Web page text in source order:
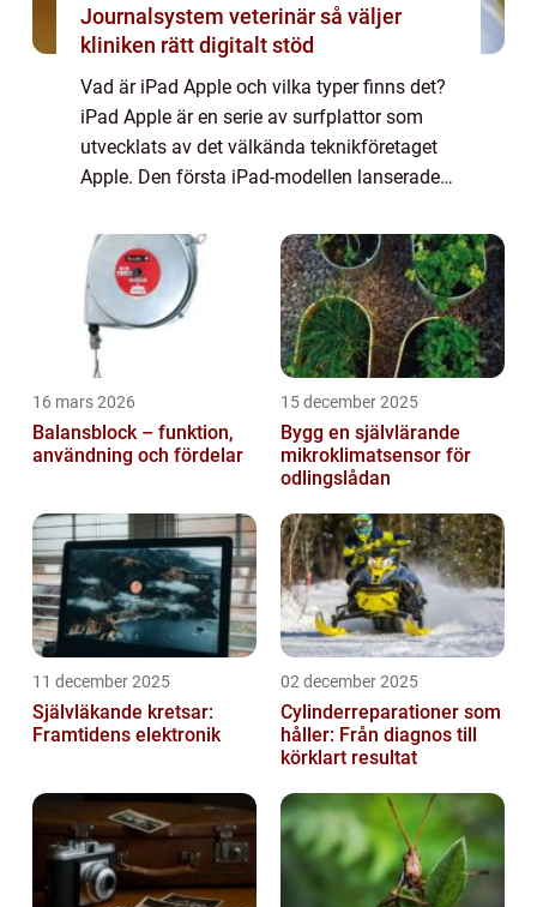
Journalsystem veterinär så väljer
kliniken rätt digitalt stöd
Vad är iPad Apple och vilka typer finns det?
iPad Apple är en serie av surfplattor som
utvecklats av det välkända teknikföretaget
Apple. Den första iPad-modellen lanserades
de mest populära surfplattorna på...
16 mars 2026
Balansblock – funktion,
användning och fördelar
15 december 2025
Bygg en självlärande
mikroklimatsensor för
odlingslådan
11 december 2025
Självläkande kretsar:
Framtidens elektronik
02 december 2025
Cylinderreparationer som
håller: Från diagnos till
körklart resultat